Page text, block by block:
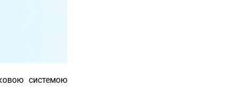
системою